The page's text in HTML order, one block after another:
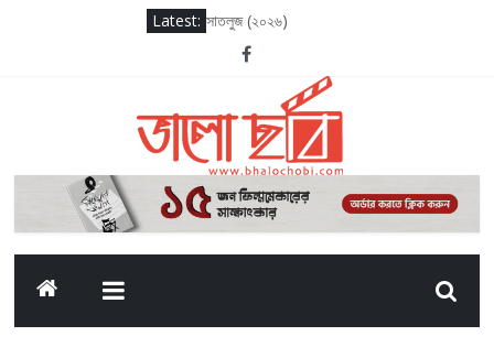
Latest: সাতলুজ (২০২৬)
আদর্শ বাল বিদ্যালয় (২০২৬)
সাকসেশন সিজন থ্রি
লগ আউট (২০২৫)
দ্য ওডিসি (২০২৬)